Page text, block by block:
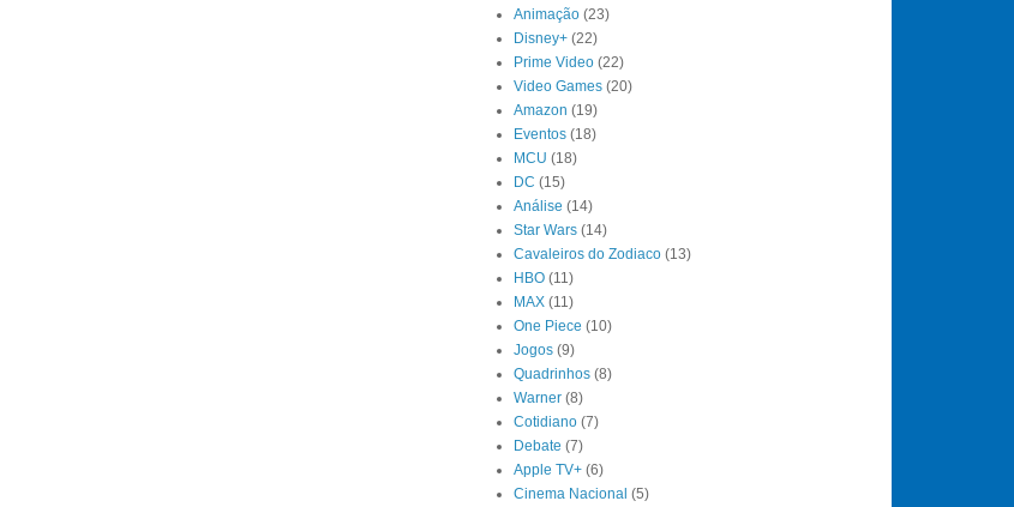
Animação (23)
Disney+ (22)
Prime Video (22)
Video Games (20)
Amazon (19)
Eventos (18)
MCU (18)
DC (15)
Análise (14)
Star Wars (14)
Cavaleiros do Zodiaco (13)
HBO (11)
MAX (11)
One Piece (10)
Jogos (9)
Quadrinhos (8)
Warner (8)
Cotidiano (7)
Debate (7)
Apple TV+ (6)
Cinema Nacional (5)